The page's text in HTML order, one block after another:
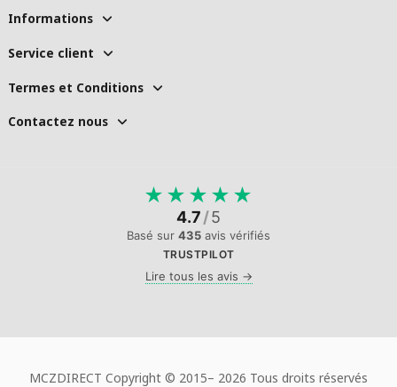
Informations
Service client
Termes et Conditions
Contactez nous
★ ★ ★ ★ ★
4.7/5
Basé sur 435 avis vérifiés
TRUSTPILOT
Lire tous les avis →
MCZDIRECT Copyright © 2015– 2026 Tous droits réservés